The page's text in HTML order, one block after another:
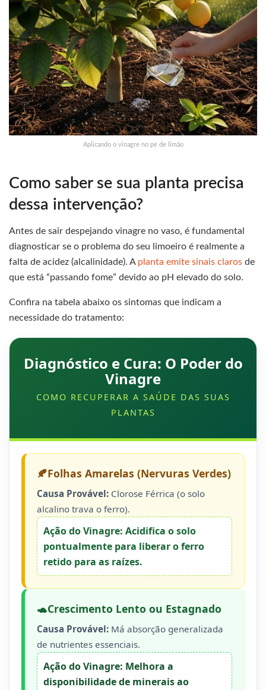
Aplicando o vinagre no pé de limão
Como saber se sua planta precisa
dessa intervenção?
Antes de sair despejando vinagre no vaso, é fundamental
diagnosticar se o problema do seu limoeiro é realmente a
falta de acidez (alcalinidade). Aplanta emite sinais claros de
que está “passando fome” devido ao pH elevado do solo.
Confira na tabela abaixo os sintomas que indicam a
necessidade do tratamento:
Diagnóstico e Cura: O Poder do
Vinagre
COMO RECUPERAR A SAÚDE DAS SUAS
PLANTAS
🍂Folhas Amarelas (Nervuras Verdes)
Causa Provável: Clorose Férrica (o solo
alcalino trava o ferro).
Ação do Vinagre: Acidifica o solo
pontualmente para liberar o ferro
retido para as raízes.
🐢Crescimento Lento ou Estagnado
Causa Provável: Má absorção generalizada
de nutrientes essenciais.
Ação do Vinagre: Melhora a
disponibilidade de minerais ao